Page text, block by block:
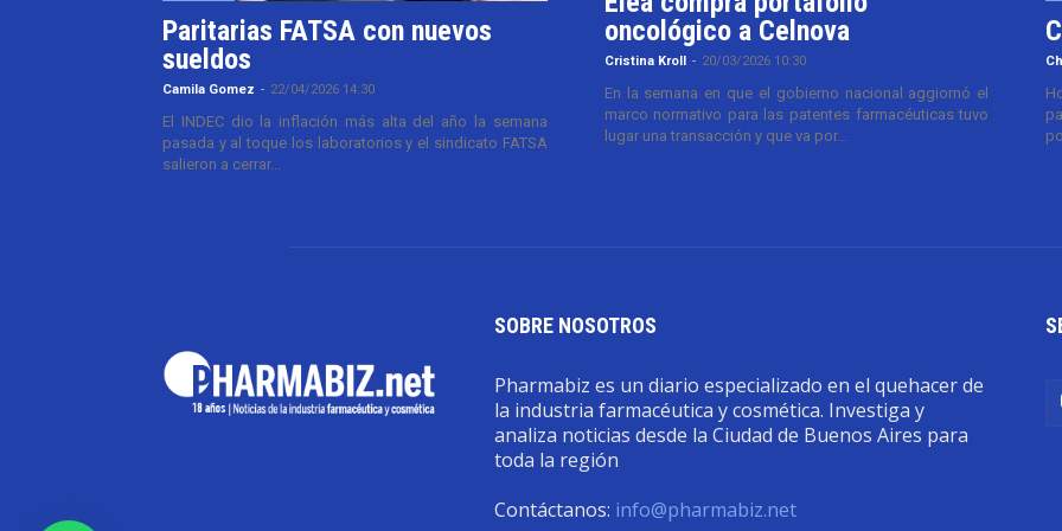
Paritarias FATSA con nuevos
sueldos
Camila Gomez - 22/04/2026 14:30
El INDEC dio la inflación más alta del año la semana
pasada y al toque los laboratorios y el sindicato FATSA
salieron a cerrar...
oncológico a Celnova
Cristina Kroll - 20/03/2026 10:30
En la semana en que el gobierno nacional aggiornó el
marco normativo para las patentes farmacéuticas tuvo
lugar una transacción y que va por...
SOBRE NOSOTROS
Pharmabiz es un diario especializado en el quehacer de
la industria farmacéutica y cosmética. Investiga y
analiza noticias desde la Ciudad de Buenos Aires para
toda la región
Contáctanos: info@pharmabiz.net